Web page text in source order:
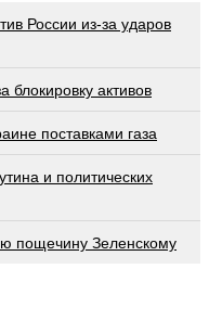
России из-за ударов
блокировку активов
поставками газа
и политических
пощечину Зеленскому